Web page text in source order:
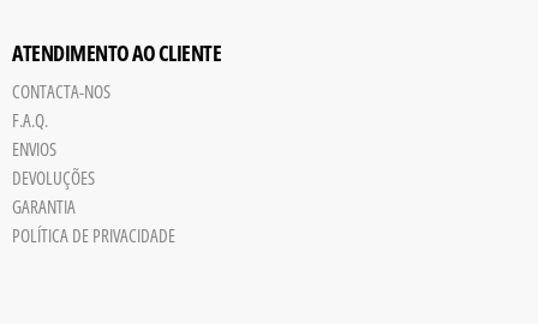
Save
Board
JPG
trigger
ATENDIMENTO AO CLIENTE
CONTACTA-NOS
F.A.Q.
ENVIOS
DEVOLUÇÕES
GARANTIA
POLÍTICA DE PRIVACIDADE